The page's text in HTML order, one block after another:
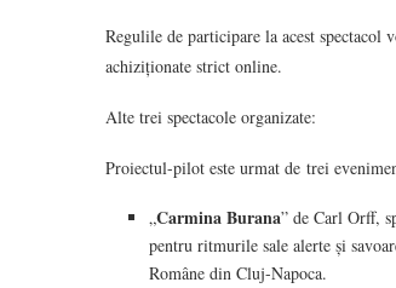
Regulile de participare la acest
achiziționate strict online.
Alte trei spectacole organizate:
Proiectul-pilot este urmat de trei
„Carmina Burana” de Carl Orff,
pentru ritmurile sale alerte și
Române din Cluj-Napoca.